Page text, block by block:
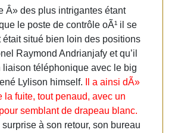
Â» des plus intrigantes étant
le poste de contrôle oÃ¹ il se
était situé bien loin des positions
Raymond Andrianjafy et qu’il
liaison téléphonique avec le big
Lylison himself.
Il a ainsi dÃ»
la fuite, tout penaud, avec un
semblant de drapeau blanc.
surprise à son retour, son bureau